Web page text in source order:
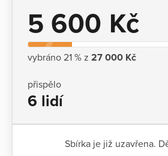
5 600 Kč
vybráno 21 % z 27 000 Kč
přispělo
6 lidí
Sbírka je již uzavřena.